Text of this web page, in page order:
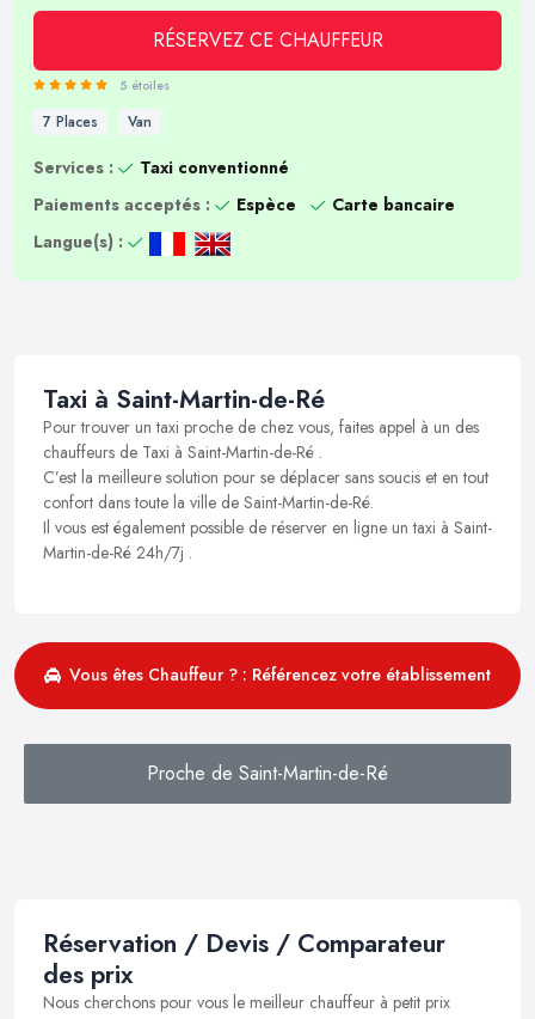
RÉSERVEZ CE CHAUFFEUR
5 étoiles
7 Places Van
Services :
Taxi conventionné
Paiements acceptés :
Espèce
Carte bancaire
Langue(s) :
Taxi à Saint-Martin-de-Ré
Pour trouver un taxi proche de chez vous, faites appel à un des
chauffeurs de Taxi à Saint-Martin-de-Ré .
C’est la meilleure solution pour se déplacer sans soucis et en tout
confort dans toute la ville de Saint-Martin-de-Ré.
Il vous est également possible de réserver en ligne un taxi à Saint-
Martin-de-Ré 24h/7j .
Vous êtes Chauffeur ? : Référencez votre établissement
Proche de Saint-Martin-de-Ré
Réservation / Devis / Comparateur
des prix
Nous cherchons pour vous le meilleur chauffeur à petit prix